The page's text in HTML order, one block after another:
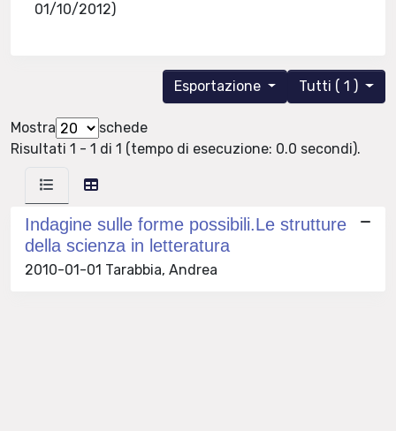
01/10/2012)
Tutti ( 1 )
Esportazione
Mostra
schede
Risultati 1 - 1 di 1 (tempo di esecuzione: 0.0 secondi).
Indagine sulle forme possibili.Le strutture
della scienza in letteratura
2010-01-01 Tarabbia, Andrea